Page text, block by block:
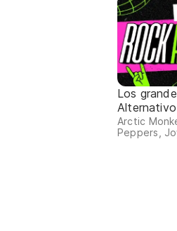
Los
Alternativo
Arctic
Peppers,